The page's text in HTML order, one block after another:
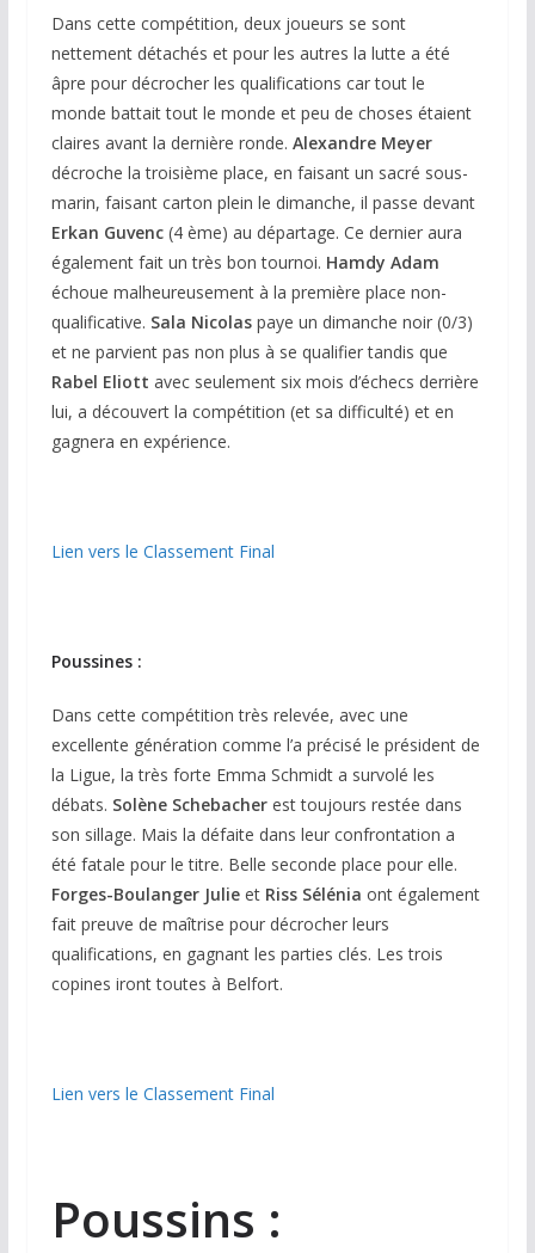
Dans cette compétition, deux joueurs se sont
nettement détachés et pour les autres la lutte a été
âpre pour décrocher les qualifications car tout le
monde battait tout le monde et peu de choses étaient
claires avant la dernière ronde. Alexandre Meyer
décroche la troisième place, en faisant un sacré sous-
marin, faisant carton plein le dimanche, il passe devant
Erkan Guvenc(4 ème) au départage. Ce dernier aura
également fait un très bon tournoi. Hamdy Adam
échoue malheureusement à la première place non-
qualificative. Sala Nicolaspaye un dimanche noir (0/3)
et ne parvient pas non plus à se qualifier tandis que
Rabel Eliott avec seulement six mois d’échecs derrière
lui, a découvert la compétition (et sa difficulté) et en
gagnera en expérience.
Lien vers le Classement Final
Poussines :
Dans cette compétition très relevée, avec une
excellente génération comme l’a précisé le président de
la Ligue, la très forte Emma Schmidt a survolé les
débats. Solène Schebacherest toujours restée dans
son sillage. Mais la défaite dans leur confrontation a
été fatale pour le titre. Belle seconde place pour elle.
Forges-Boulanger Julieet Riss Sélénia ont également
fait preuve de maîtrise pour décrocher leurs
qualifications, en gagnant les parties clés. Les trois
copines iront toutes à Belfort.
Lien vers le Classement Final
Poussins :